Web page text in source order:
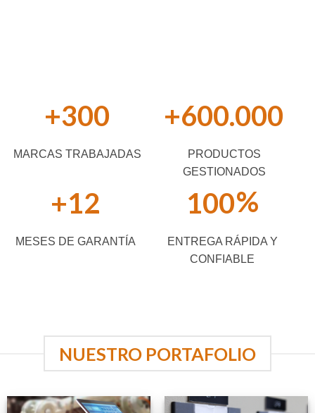
+300
MARCAS TRABAJADAS
+600.000
PRODUCTOS
GESTIONADOS
+12
MESES DE GARANTÍA
100%
ENTREGA RÁPIDA Y
CONFIABLE
NUESTRO PORTAFOLIO